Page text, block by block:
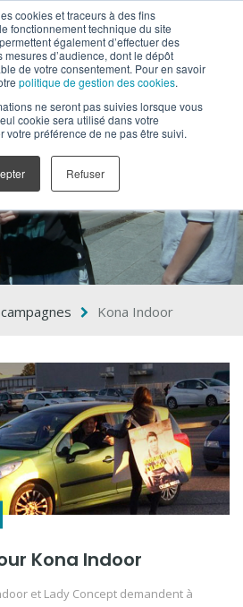
cookies et traceurs à des fins
fonctionnement technique du site
également d’effectuer des
d’audience, dont le dépôt
de votre consentement. Pour en savoir
politique de gestion des cookies.
ne seront pas suivies lorsque vous
cookie sera utilisé dans votre
votre préférence de ne pas être suivi.
Refuser
Indoor
Kona Indoor
Kona Indoor
et Lady Concept demandent à